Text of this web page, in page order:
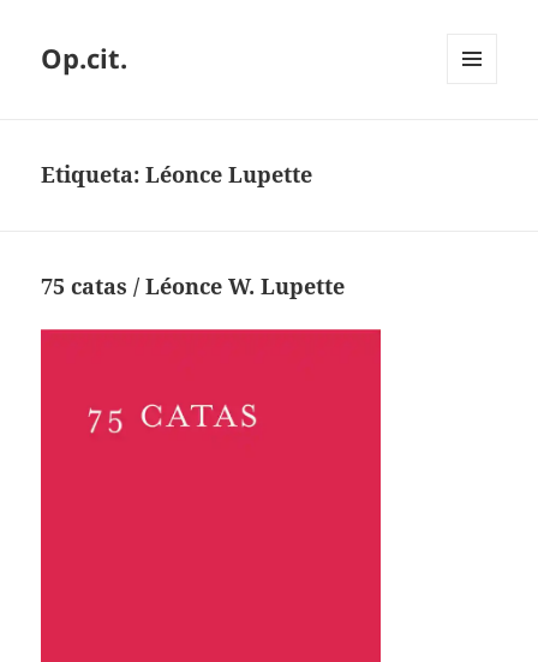
Op.cit.
Etiqueta:Léonce Lupette
75 catas / Léonce W. Lupette